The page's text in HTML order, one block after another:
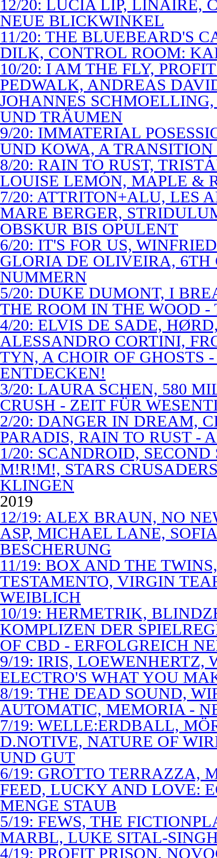
12/20: LUCIA LIP, LINAIRE,
NEUE BLICKWINKEL
11/20: THE BLUEBEARD'S
DILK, CONTROL ROOM:
10/20: I AM THE FLY,
PEDWALK, ANDREAS
JOHANNES
UND TRÄUMEN
9/20: IMMATERIAL
UND KOWA, A
8/20: RAIN TO RUST,
LOUISE LEMÓN, MAPLE &
7/20: ATTRITON+ALU, LES
MARE BERGER,
OBSKUR BIS OPULENT
6/20: IT'S FOR US,
GLORIA DE OLIVEIRA, 6TH
NUMMERN
5/20: DUKE DUMONT, I
THE ROOM IN THE WOOD
4/20: ELVIS DE SADE,
ALESSANDRO CORTINI,
TYN, A CHOIR OF GHOSTS
ENTDECKEN!
3/20: LAURA SCHEN, 580
CRUSH - ZEIT FÜR
2/20: DANGER IN DREAM,
PARADIS, RAIN TO RUST -
1/20: SCANDROID,
M!R!M!, STARS
KLINGEN
2019
12/19: ALEX BRAUN, NO
ASP, MICHAEL LANE,
BESCHERUNG
11/19: BOX AND THE
TESTAMENTO, VIRGIN
WEIBLICH
10/19: HERMETRIK,
KOMPLIZEN DER
OF CBD - ERFOLGREICH
9/19: IRIS, LOEWENHERTZ,
ELECTRO'S WHAT YOU
8/19: THE DEAD SOUND,
AUTOMATIC, MEMORIA -
7/19: WELLE:ERDBALL,
D.NOTIVE, NATURE OF
UND GUT
6/19: GROTTO TERRAZZA,
FEED, LUCKY AND LOVE:
MENGE STAUB
5/19: FEWS, THE
MARBL, LUKE SITAL-
4/19: PROFIT PRISON,